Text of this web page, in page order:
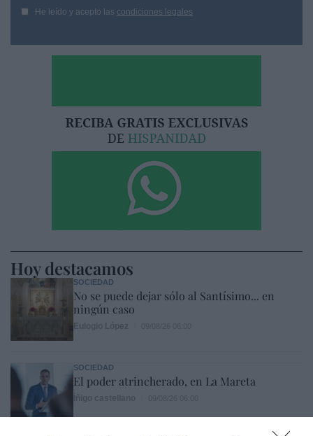
He leído y acepto las condiciones legales
Hoy destacamos
SOCIEDAD
No se puede dejar sólo al Santísimo... en
ningún caso
SOCIEDAD
El poder atrincherado, en La Mareta